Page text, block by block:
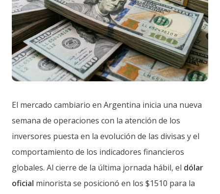
El mercado cambiario en Argentina inicia una nueva
semana de operaciones con la atención de los
inversores puesta en la evolución de las divisas y el
comportamiento de los indicadores financieros
globales. Al cierre de la última jornada hábil, el dólar
oficial minorista se posicionó en los $1510 para la